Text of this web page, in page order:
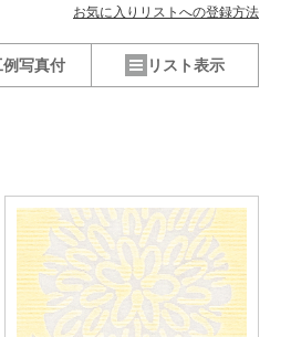
お気に入りリストへの登録方法
例写真付 リスト表示